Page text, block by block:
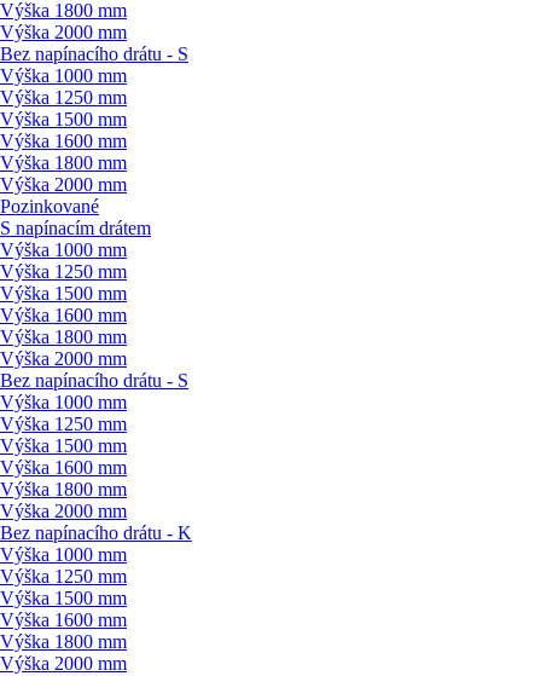
Výška 1800 mm
Výška 2000 mm
Bez napínacího drátu - S
Výška 1000 mm
Výška 1250 mm
Výška 1500 mm
Výška 1600 mm
Výška 1800 mm
Výška 2000 mm
Pozinkované
S napínacím drátem
Výška 1000 mm
Výška 1250 mm
Výška 1500 mm
Výška 1600 mm
Výška 1800 mm
Výška 2000 mm
Bez napínacího drátu - S
Výška 1000 mm
Výška 1250 mm
Výška 1500 mm
Výška 1600 mm
Výška 1800 mm
Výška 2000 mm
Bez napínacího drátu - K
Výška 1000 mm
Výška 1250 mm
Výška 1500 mm
Výška 1600 mm
Výška 1800 mm
Výška 2000 mm